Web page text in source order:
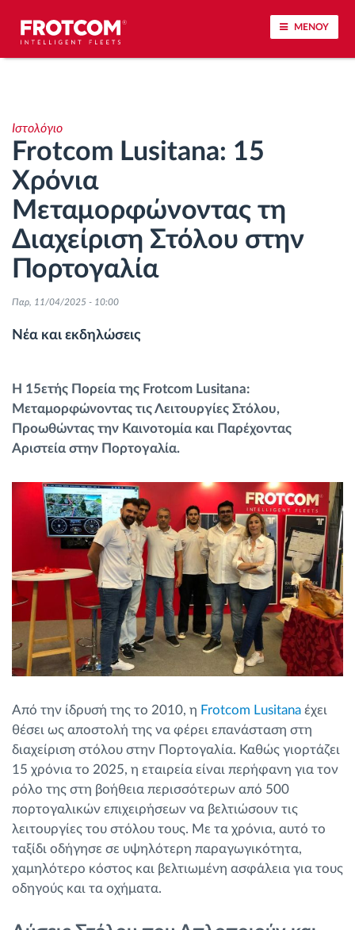
ΜΕΝΟΥ
Ανάλυση οδηγικής συμπεριφοράς
Παρακολούθηση του χρόνου οδήγησης
Διαχείριση εργατικού δυναμικού
Λήψη ταχογράφου από απόσταση
Έλεγχος πρόσβασης
Σχεδιασμός και παρακολούθηση διαδρομής
Αυτόματη αναγνώριση οδηγού
Ανακαλύψτε όλα τα χαρακτηριστικά
Πώς να λύσουμε τις ανάγκες των
δραστηριοτήτων του στόλου
Υπολογιστής εξοικονόμησης
Ιστολόγιο
Frotcom Lusitana: 15
Χρόνια
Μεταμορφώνοντας τη
Διαχείριση Στόλου στην
Πορτογαλία
Παρ, 11/04/2025 - 10:00
Νέα και εκδηλώσεις
Η 15ετής Πορεία της Frotcom Lusitana:
Μεταμορφώνοντας τις Λειτουργίες Στόλου,
Προωθώντας την Καινοτομία και Παρέχοντας
Αριστεία στην Πορτογαλία.
Από την ίδρυσή της το 2010, η Frotcom Lusitana έχει
θέσει ως αποστολή της να φέρει επανάσταση στη
διαχείριση στόλου στην Πορτογαλία. Καθώς γιορτάζει
15 χρόνια το 2025, η εταιρεία είναι περήφανη για τον
ρόλο της στη βοήθεια περισσότερων από 500
πορτογαλικών επιχειρήσεων να βελτιώσουν τις
λειτουργίες του στόλου τους. Με τα χρόνια, αυτό το
ταξίδι οδήγησε σε υψηλότερη παραγωγικότητα,
χαμηλότερο κόστος και βελτιωμένη ασφάλεια για τους
οδηγούς και τα οχήματα.